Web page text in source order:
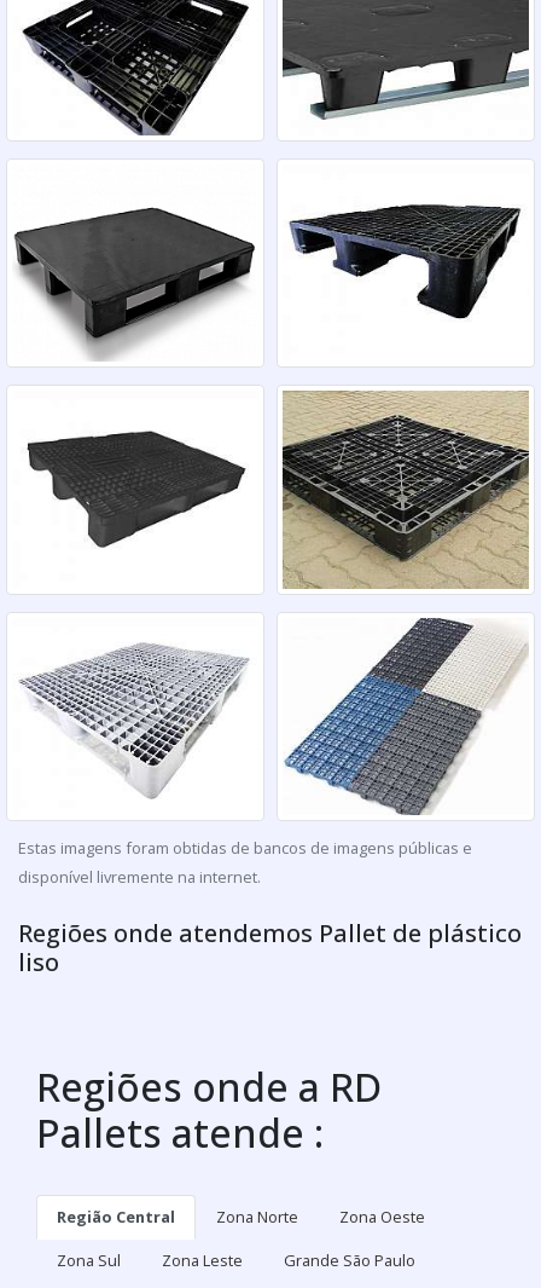
Estas imagens foram obtidas de bancos de imagens públicas e
disponível livremente na internet.
Regiões onde atendemos Pallet de plástico
liso
Regiões onde a RD
Pallets atende :
Região Central Zona Norte
Zona Oeste
Zona Sul
Zona Leste
Grande São Paulo